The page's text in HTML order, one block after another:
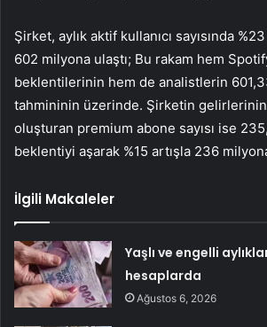
Şirket, aylık aktif kullanıcı sayısında
602 milyona ulaştı; Bu rakam hem
beklentilerinin hem de analistlerin
tahmininin üzerinde. Şirketin
oluşturan premium abone sayısı ise
beklentiyi aşarak %15 artışla 236
İlgili Makaleler
Yaşlı ve engelli
hesaplarda
Ağustos 6, 2026